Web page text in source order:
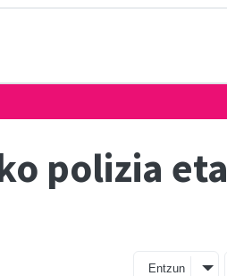
polizia eta
Entzun